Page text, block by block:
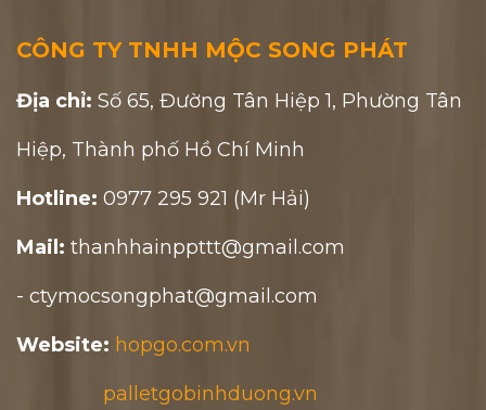
CÔNG TY TNHH MỘC SONG PHÁT
Địa chỉ: Số 65, Đường Tân Hiệp 1, Phường Tân
Hiệp, Thành phố Hồ Chí Minh
Hotline: 0977 295 921 (Mr Hải)
Mail: thanhhainppttt@gmail.com
- ctymocsongphat@gmail.com
Website: hopgo.com.vn
palletgobinhduong.vn